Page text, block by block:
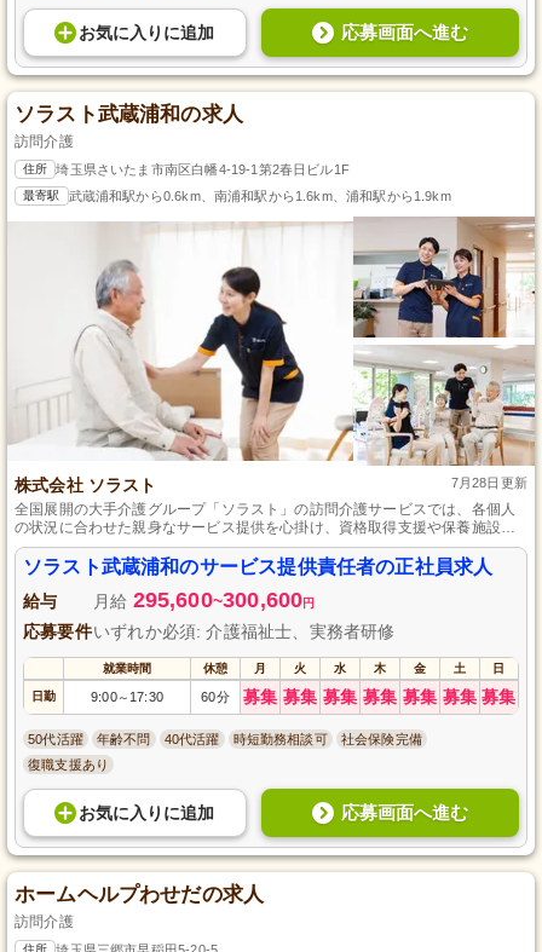
お気に入り に追加 応募画面へ進む
ソラスト武蔵浦和の求人
訪問介護
住所 埼玉県さいたま市南区白幡4-19-1第2春日ビル1F
最寄駅 武蔵浦和駅から0.6km、南浦和駅から1.6km、浦和駅から1.9km
株式会社 ソラスト 7月28日更新
全国展開の大手介護グループ「ソラスト」の訪問介護サービスでは、各個人
の状況に合わせた親身なサービス提供を心掛け、資格取得支援や保養施設利
用など手厚い待遇でスタッフをサポートしています。スキルアップを志す方
や、人のために尽力したい方なら大歓迎です。安心の社会保険完備、団体割
引の損害保険や傷害保険もあります。ご利用者様に寄り添ったサービスを一
緒に提供しませんか。
ソラスト武蔵浦和のサービス提供責任者の正社員求人
給与 月給 295,600~300,600円
応募要件いずれか必須: 介護福祉士、実務者研修
就業時間 休憩 月 火 水 木 金 土 日
日勤 9:00～ 17:30 60分 募集 募集 募集 募集 募集 募集 募集
50代活躍 年齢不問 40代活躍 時短勤務相談可
社会保険完備
復職支援あり
お気に入り に追加 応募画面へ進む
ホームヘルプわせだの求人
訪問介護
住所